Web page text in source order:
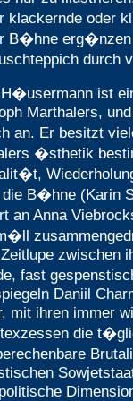
klackernde oder
B�hne
durch
H�usermann ist
Marthalers,
an. Er besitzt
�sthetik
die B�hne (Karin
an Anna
zwischen
fast
Daniil
mit ihren immer
die